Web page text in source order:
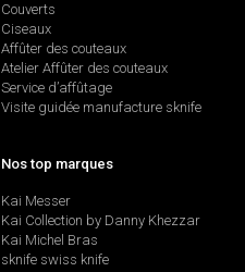
Couverts
Ciseaux
Affûter des couteaux
Atelier Affûter des couteaux
Service d’affûtage
Visite guidée manufacture sknife
Nos top marques
Kai Messer
Kai Collection by Danny Khezzar
Kai Michel Bras
sknife swiss knife